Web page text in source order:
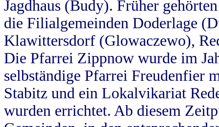
Jagdhaus (Budy). Früher
die Filialgemeinden Doderlage
Klawittersdorf (Glowaczewo),
Die Pfarrei Zippnow wurde im
selbständige Pfarrei Freudenfier
Stabitz und ein Lokalvikariat
wurden errichtet. Ab diesem